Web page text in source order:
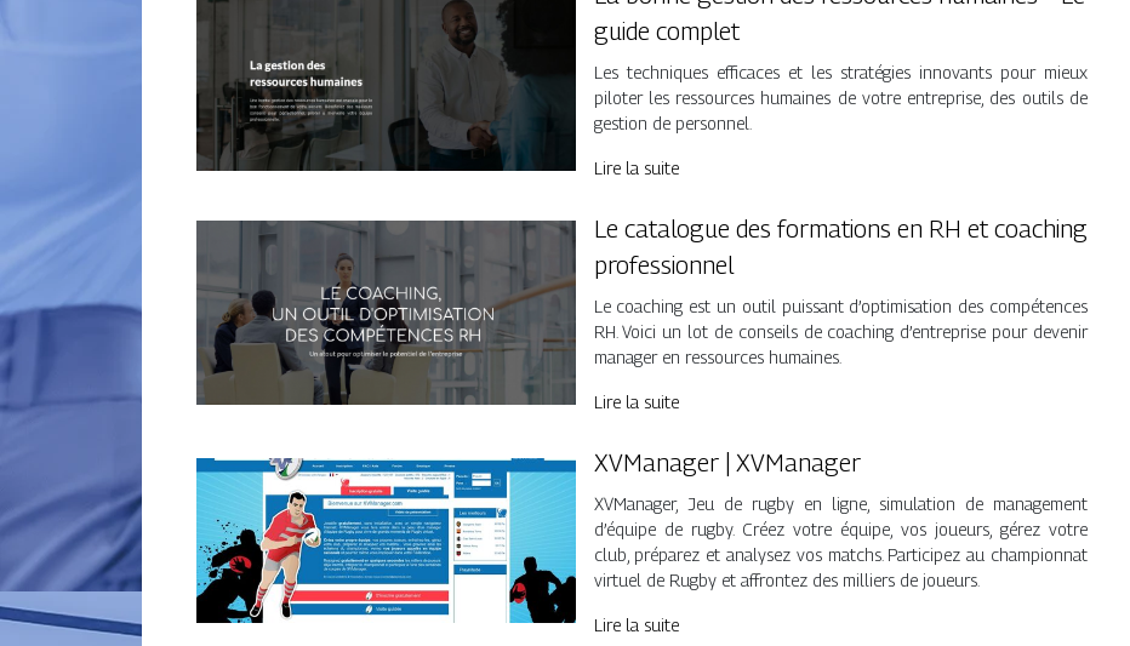
guide complet
Les techniques efficaces et les stratégies innovants pour mieux
piloter les ressources humaines de votre entreprise, des outils de
gestion de personnel.
Lire la suite
Le catalogue des formations en RH et coaching
professionnel
Le coaching est un outil puissant d’optimisation des compétences
RH. Voici un lot de conseils de coaching d’entreprise pour devenir
manager en ressources humaines.
Lire la suite
XVManager | XVManager
XVManager, Jeu de rugby en ligne, simulation de management
d’équipe de rugby. Créez votre équipe, vos joueurs, gérez votre
club, préparez et analysez vos matchs. Participez au championnat
virtuel de Rugby et affrontez des milliers de joueurs.
Lire la suite